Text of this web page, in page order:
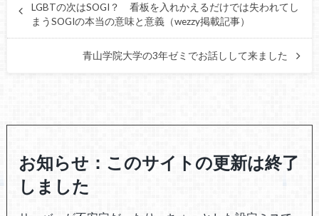
LGBTの次はSOGI？ 看板を入れかえるだけでは失われてし
まうSOGIの本当の意味と意義（wezzy掲載記事）
青山学院大学の3年ゼミでお話しして来ました
お知らせ：このサイトの更新は終了
しました